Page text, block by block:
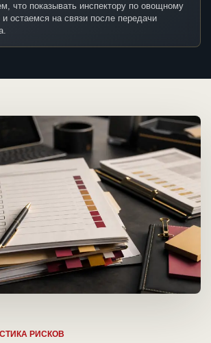
что показывать инспектору по овощному
и остаемся на связи после передачи
РИСКОВ